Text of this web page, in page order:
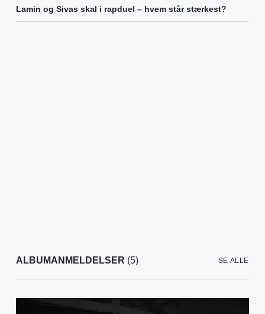
Lamin og Sivas skal i rapduel – hvem står stærkest?
ALBUMANMELDELSER (5) SE ALLE